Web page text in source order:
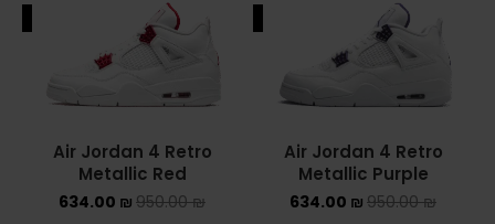
ADIDAS KIDS
JORDAN KIDS
NEW BALANCE KIDS
NIKE DUNK KIDS
Air Jordan 4 Retro
Metallic Purple
950.00₪
634.00 ₪
Air Jordan 4 Retro
Metallic Red
950.00₪
634.00 ₪